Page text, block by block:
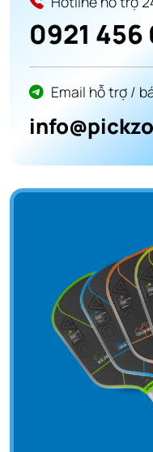
0921 456
Email hỗ trợ /